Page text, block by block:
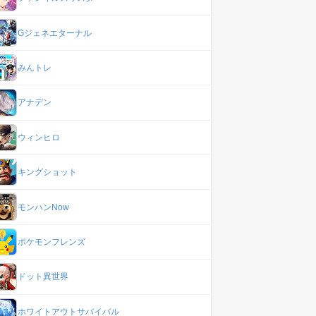
Gジェネエターナル
みんトレ
アナデン
ウィンヒロ
キングショット
モンハンNow
ポケモンフレンズ
ドット異世界
ホワイトアウトサバイバル